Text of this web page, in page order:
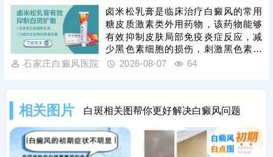
从医嘱。患者严禁自行选购、增减药
量，盲目用药易引发皮肤萎缩、毛细
血管扩张、色素异常、激素依赖等副
作用，损害皮肤健康。单纯使用激素
药物治疗大面积白癜风效果有限，联
合311窄谱uvb照射综合方案，能有效
卤米松乳膏是临床治疗白癜风的常用
糖皮质激素类外用药物，该药物能够
有效抑制皮肤局部免疫炎症反应，减
少黑色素细胞的损伤，刺激黑色素再
生，可有效控制白斑扩散、淡化皮
体质等情况，严格遵从医嘱，避免不
当用药引发皮肤萎缩、色素异常等副
作用。临床治疗中，初期白癜风采用
卤米松乳膏外用，搭配308准分子激
石家庄白癜风医院 2026-08-07 64
相关图片 白斑相关图帮你更好解决白癜风问题